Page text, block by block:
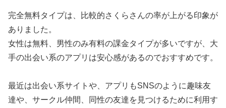
完全無料タイプは、比較的さくらさんの率が上がる印象が
ありました。
女性は無料、男性のみ有料の課金タイプが多いですが、大
手の出会い系のアプリは安心感があるのでおすすめです。
最近は出会い系サイトや、アプリもSNSのように趣味友
達や、サークル仲間、同性の友達を見つけるために利用す